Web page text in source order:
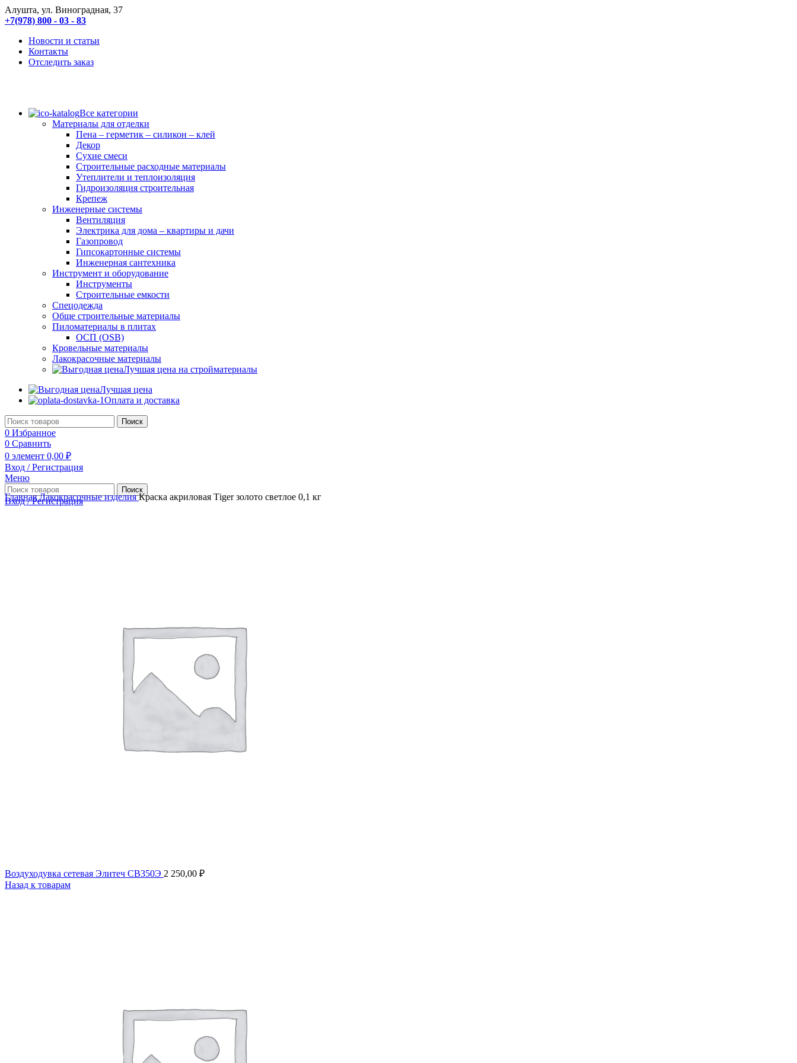
Алушта, ул. Виноградная, 37
+7(978) 800 - 03 - 83
Новости и статьи
Контакты
Отследить заказ
Все категории
Материалы для отделки
Пена – герметик – силикон – клей
Декор
Сухие смеси
Строительные расходные материалы
Утеплители и теплоизоляция
Гидроизоляция строительная
Крепеж
Инженерные системы
Вентиляция
Электрика для дома – квартиры и дачи
Газопровод
Гипсокартонные системы
Инженерная сантехника
Инструмент и оборудование
Инструменты
Строительные емкости
Спецодежда
Обще строительные материалы
Пиломатериалы в плитах
ОСП (OSB)
Кровельные материалы
Лакокрасочные материалы
Лучшая цена на стройматериалы
Лучшая цена
Оплата и доставка
Поиск
0 Избранное
0 Сравнить
0 элемент 0,00 ₽
Вход / Регистрация
Меню
Поиск
Вход / Регистрация
ГлавнаяЛакокрасочные изделияКраска акриловая Тiger золото светлое 0,1 кг
Воздуходувка сетевая Элитеч СВ350Э 2 250,00 ₽
Назад к товарам